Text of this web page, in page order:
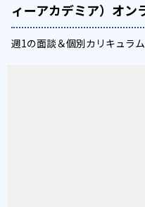
ィーアカデミア）オン
週1の面談＆個別カリキュラ